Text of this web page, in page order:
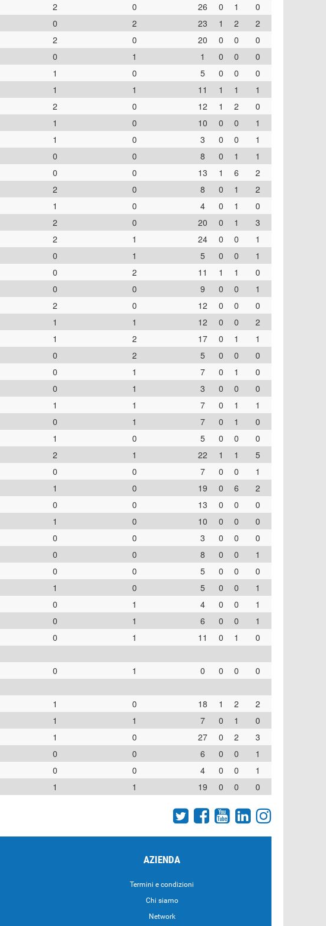
2 0 26 0 1
0
0 2 23 1 2
2
2 0 20 0 0
0
0 1 1 0 0
0
1 0 5 0 0
0
1 1 11 1 1
1
2 0 12 1 2
0
1 0 10 0 0
1
1 0 3 0 0
1
0 0 8 0 1
1
0 0 13 1 6
2
2 0 8 0 1
2
1 0 4 0 1
0
2 0 20 0 1
3
2 1 24 0 0
1
0 1 5 0 0
1
0 2 11 1 1
0
0 0 9 0 0
1
2 0 12 0 0
0
1 1 12 0 0
2
1 2 17 0 1
1
0 2 5 0 0
0
0 1 7 0 1
0
0 1 3 0 0
0
1 1 7 0 1
1
0 1 7 0 1
0
1 0 5 0 0
0
2 1 22 1 1
5
0 0 7 0 0
1
1 0 19 0 6
2
0 0 13 0 0
0
1 0 10 0 0
0
0 0 3 0 0
0
0 0 8 0 0
1
0 0 5 0 0
0
1 0 5 0 0
1
0 1 4 0 0
1
0 1 6 0 0
1
0 1 11 0 1
0
0 1 0 0 0
0
1 0 18 1 2
2
1 1 7 0 1
0
1 0 27 0 2
3
0 0 6 0 0
1
0 0 4 0 0
1
1 1 19 0 0 0
AZIENDA
Termini e condizioni
Chi siamo
Network